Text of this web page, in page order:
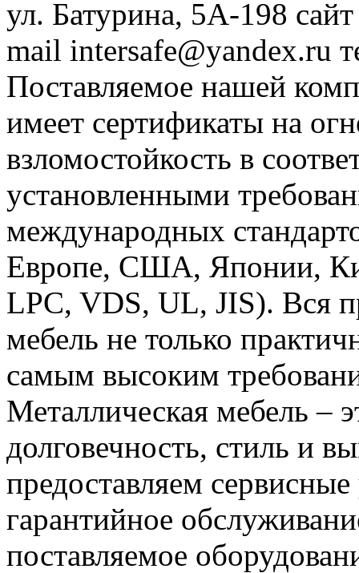
ул. Батурина, 5А-198
mail intersafe@yandex.ru
Поставляемое нашей
имеет сертификаты на
взломостойкость в
установленными
международных
Европе, США, Японии,
LPC, VDS, UL, JIS). Вся
мебель не только
самым высоким
Металлическая мебель –
долговечность, стиль и
предоставляем
гарантийное
поставляемое